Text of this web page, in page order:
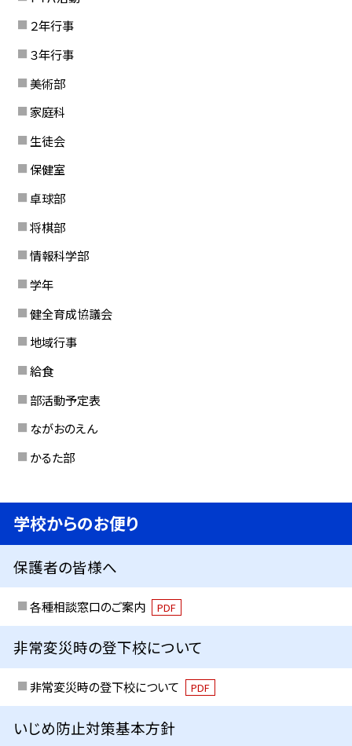
２年行事
３年行事
美術部
家庭科
生徒会
保健室
卓球部
将棋部
情報科学部
学年
健全育成協議会
地域行事
給食
部活動予定表
ながおのえん
かるた部
学校からのお便り
保護者の皆様へ
各種相談窓口のご案内 PDF
非常変災時の登下校について
非常変災時の登下校について PDF
いじめ防止対策基本方針